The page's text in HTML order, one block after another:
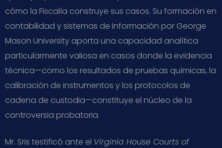
cómo la Fiscalía construye sus casos. Su formación en
contabilidad y sistemas de información por George
Mason University aporta una capacidad analítica
particularmente valiosa en casos donde la evidencia
técnica—como los resultados de pruebas químicas, la
calibración de instrumentos y los protocolos de
cadena de custodia—constituye el núcleo de la
controversia probatoria.
Mr. Sris testificó ante el Virginia House Courts of